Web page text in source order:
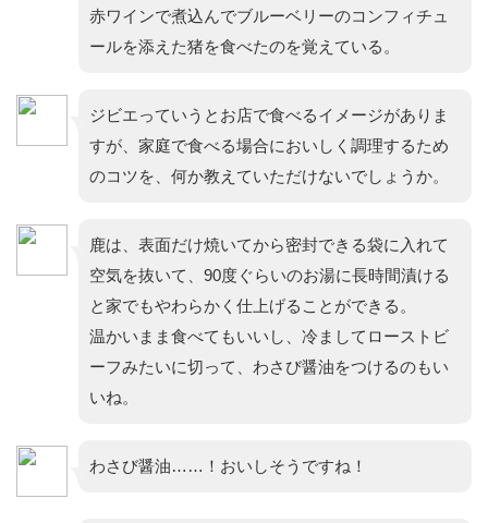
赤ワインで煮込んでブルーベリーのコンフィチュ
ールを添えた猪を食べたのを覚えている。
ジビエっていうとお店で食べるイメージがありま
すが、家庭で食べる場合においしく調理するため
のコツを、何か教えていただけないでしょうか。
鹿は、表面だけ焼いてから密封できる袋に入れて
空気を抜いて、90度ぐらいのお湯に長時間漬ける
と家でもやわらかく仕上げることができる。
温かいまま食べてもいいし、冷ましてローストビ
ーフみたいに切って、わさび醤油をつけるのもい
いね。
わさび醤油……！おいしそうですね！